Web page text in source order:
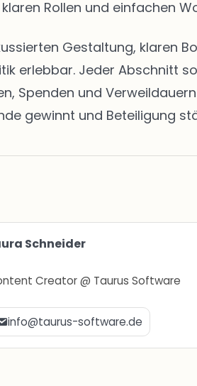
Rollen und einfachen
Gestaltung, klaren
erlebbar. Jeder Abschnitt
Spenden und
gewinnt und Beteiligung
Schneider
Creator @ Taurus Software
info@taurus-software.de